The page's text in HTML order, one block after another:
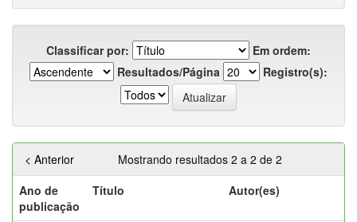
Classificar por:
Em ordem:
Resultados/Página
Registro(s):
Mostrando resultados 2 a 2 de 2
< Anterior
Ano de
publicação
Título Autor(es)